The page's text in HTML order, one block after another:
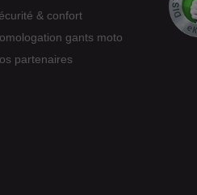
& confort
gants moto
partenaires